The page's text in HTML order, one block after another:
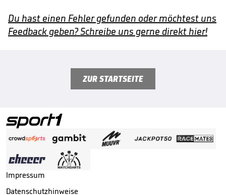
Du hast einen Fehler gefunden oder möchtest uns
Feedback geben? Schreibe uns gerne direkt hier!
ZUR STARTSEITE
Impressum
Datenschutzhinweise